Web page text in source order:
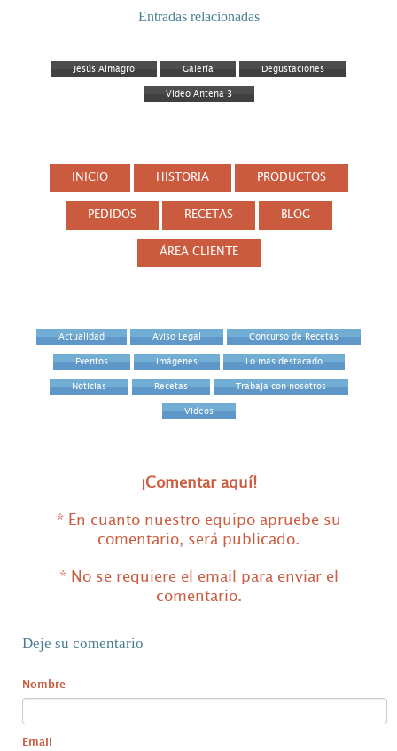
Entradas relacionadas
Jesús Almagro Galería Degustaciones
Video Antena 3
INICIO HISTORIA PRODUCTOS
PEDIDOS RECETAS BLOG
ÁREA CLIENTE
Actualidad Aviso Legal Concurso de Recetas
Eventos Imágenes Lo más destacado
Noticias Recetas Trabaja con nosotros
Videos
¡Comentar aquí!
* En cuanto nuestro equipo apruebe su
comentario, será publicado.
* No se requiere el email para enviar el
comentario.
Deje su comentario
Nombre
Email